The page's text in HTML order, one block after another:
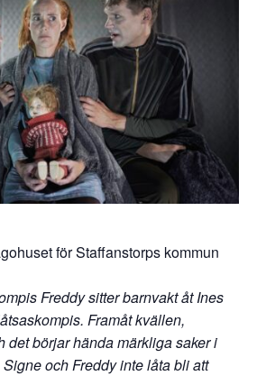
för Staffanstorps kommun
Freddy sitter barnvakt åt Ines
Framåt kvällen,
det börjar hända märkliga saker i
och Freddy inte låta bli att